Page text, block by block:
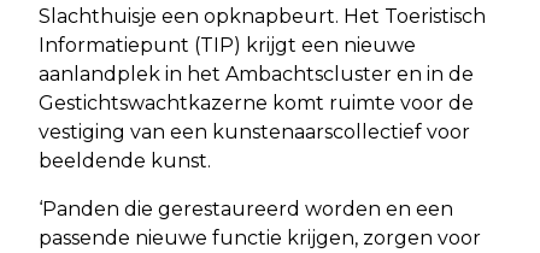
Slachthuisje een opknapbeurt. Het Toeristisch
Informatiepunt (TIP) krijgt een nieuwe
aanlandplek in het Ambachtscluster en in de
Gestichtswachtkazerne komt ruimte voor de
vestiging van een kunstenaarscollectief voor
beeldende kunst.
‘Panden die gerestaureerd worden en een
passende nieuwe functie krijgen, zorgen voor